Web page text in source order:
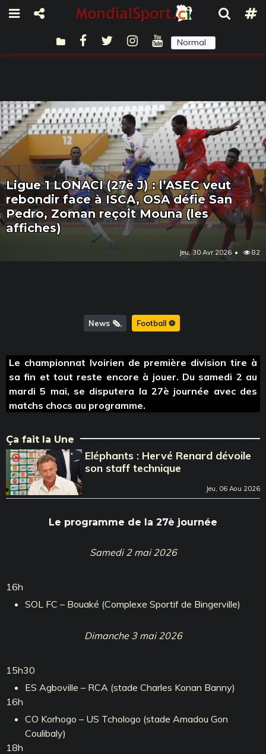
Normal
Ligue 1 LONACI (27è J) : l’ASEC veut
rebondir face à ISCA, OSA défie San
Pedro, Zoman reçoit Mouna (les
affiches)
Jeu, 30 Avr 2026 82
News 🗞️ Football ⚽️
Le championnat Ivoirien de première division tire à
sa fin et tout reste encore à jouer. Du samedi 2 au
mardi 5 mai, se disputera la 27è journée avec des
matchs chocs au programme.
Ça fait la Une
Eléphants : Hervé Renard dévoile
son staff technique
Jeu, 06 Aou 2026
Le programme de la 27è journée
Samedi 2 mai 2026
16h
SOL FC – Bouaké (Complexe Sportif de Bingerville)
Dimanche 3 mai 2026
15h30
ES Agboville – RCA (stade Charles Konan Banny)
16h
CO Korhogo – US Tchologo (stade Amadou Gon
Coulibaly)
18h